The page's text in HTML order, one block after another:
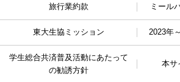
旅行業約款 ミール
東大生協ミッション 2023年
学生総合共済普及活動にあたって
の勧誘方針
本サ